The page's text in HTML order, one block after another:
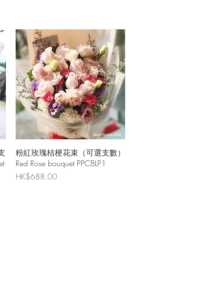
快速瀏覽
粉紅玫瑰桔梗花束（可選支數）
Red Rose bouquet PPCBLP1
價格
HK$688.00